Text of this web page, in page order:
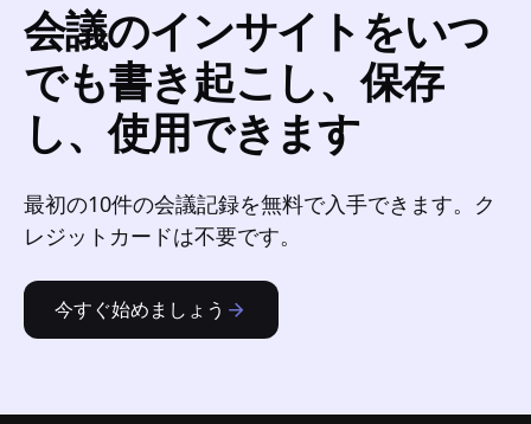
会議のインサイトをいつ
でも書き起こし、保存
し、使用できます
最初の10件の会議記録を無料で入手できます。ク
レジットカードは不要です。
今すぐ始めましょう